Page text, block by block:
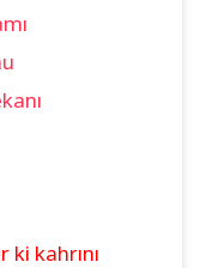
ki kahrını